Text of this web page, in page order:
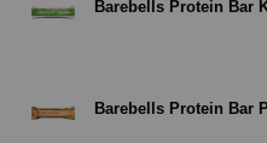
Barebells Protein Bar
Barebells Protein Bar